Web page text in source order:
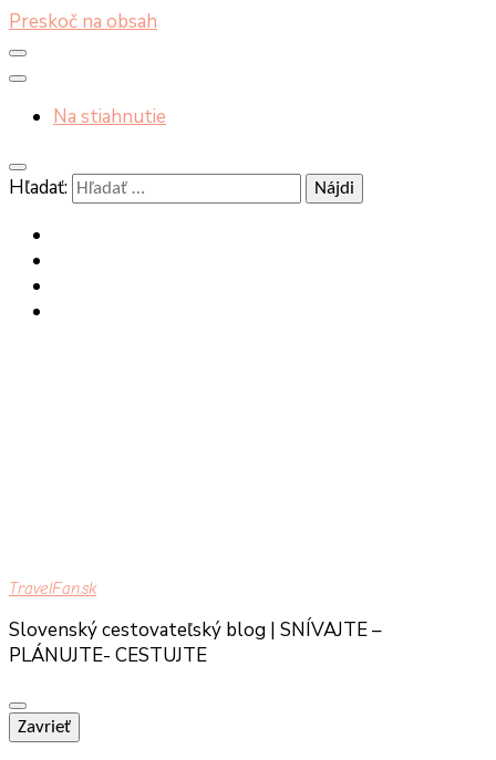
Preskoč na obsah
Na stiahnutie
Hľadať:
TravelFan.sk
Slovenský cestovateľský blog | SNÍVAJTE –
PLÁNUJTE- CESTUJTE
Zavrieť